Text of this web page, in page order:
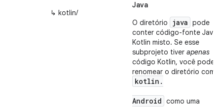
↳ kotlin/
Java
O diretório
java pode
conter código-fonte Java
Kotlin misto. Se esse
subprojeto tiver apenas
código Kotlin, você pode
renomear o diretório como
kotlin.
Android como uma